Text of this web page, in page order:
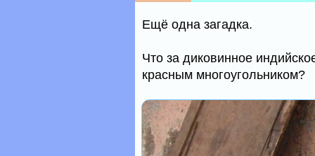
Ещё одна загадка.
Что за диковинное
красным многоугольником?